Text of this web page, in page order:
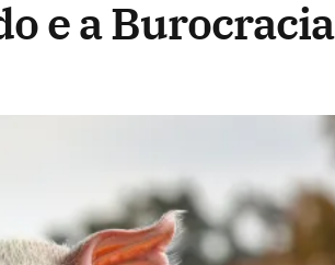
e a Burocracia